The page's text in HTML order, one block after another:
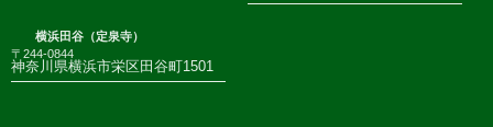
横浜田谷（定泉寺）
〒244-0844
神奈川県横浜市栄区田谷町1501